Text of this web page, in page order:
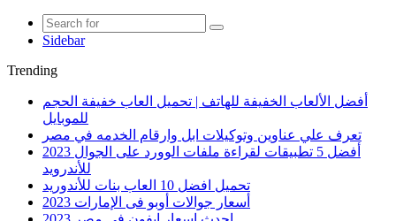
Sidebar
Trending
أفضل الألعاب الخفيفة للهاتف | تحميل العاب خفيفة الحجم
للموبايل
تعرف علي عناوين وتوكيلات ابل وارقام الخدمه في مصر
أفضل 5 تطبيقات لقراءة ملفات الوورد على الجوال 2023
للأندرويد
تحميل افضل 10 العاب بنات للأندوريد
أسعار جوالات أوبو فى الإمارات 2023